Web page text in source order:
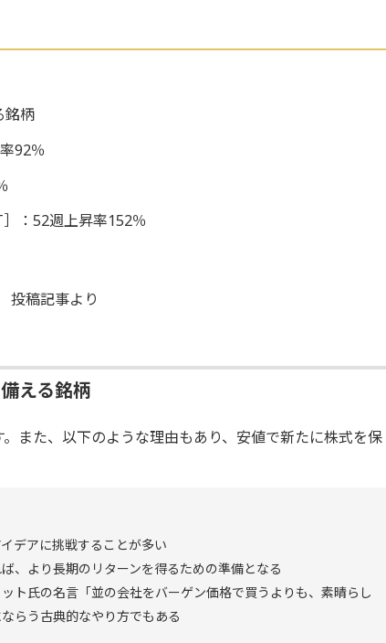
銘柄
92％
：52週上昇率152％
投稿記事より
える銘柄
また、以下のような理由もあり、安値で新たに株式を保
デアに挑戦することが多い
、より長期のリターンを得るための準備となる
ト氏の名言「並の会社をバーゲン価格で買うよりも、素晴らし
らう古典的なやり方でもある